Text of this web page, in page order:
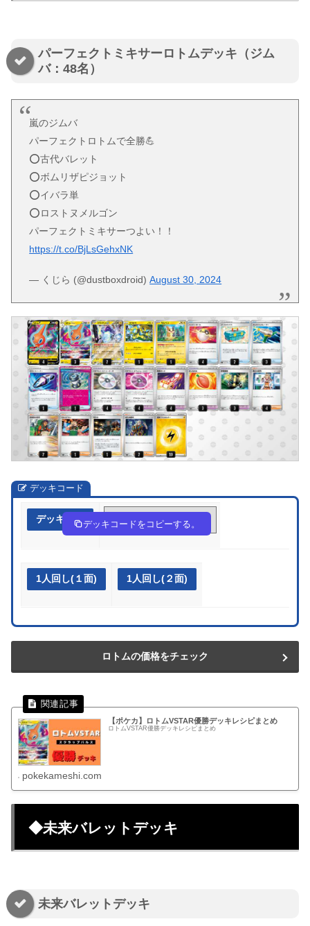
パーフェクトミキサーロトムデッキ（ジム
バ：48名）
嵐のジムバ
パーフェクトロトムで全勝💪
⭕️古代バレット
⭕️ボムリザピジョット
⭕️イバラ単
⭕️ロストヌメルゴン
パーフェクトミキサーつよい！！
https://t.co/BjLsGehxNK
— くじら (@dustboxdroid)August 30, 2024
デッキコード
デッキ作成 HgnnHH-BrXg22-NLggNi
デッキコードをコピーする。
1人回し(１面) 1人回し(２面)
ロトムの価格をチェック
【ポケカ】ロトムVSTAR優勝デッキレシピまとめ
ロトムVSTAR優勝デッキレシピまとめ
pokekameshi.com
◆未来バレットデッキ
未来バレットデッキ